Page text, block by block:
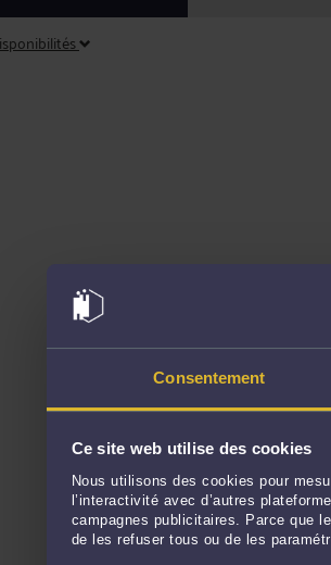
Consentement
Ce site web utilise des cookies
Nous utilisons des cookies pour
l’interactivité avec d’autres
campagnes publicitaires. Parce que
de les refuser tous ou de les